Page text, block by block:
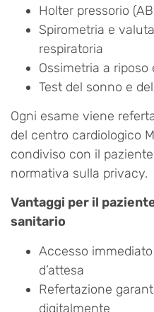
Holter pressorio
Spirometria e
respiratoria
Ossimetria a
Test del sonno e
Ogni esame viene
del centro cardiologico
condiviso con il
normativa sulla privacy.
Vantaggi per il
sanitario
Accesso
d’attesa
Refertazione
digitalmente